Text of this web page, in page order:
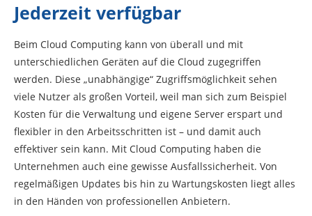
Jederzeit verfügbar
Beim Cloud Computing kann von überall und mit
unterschiedlichen Geräten auf die Cloud zugegriffen
werden. Diese „unabhängige“ Zugriffsmöglichkeit sehen
viele Nutzer als großen Vorteil, weil man sich zum Beispiel
Kosten für die Verwaltung und eigene Server erspart und
flexibler in den Arbeitsschritten ist – und damit auch
effektiver sein kann. Mit Cloud Computing haben die
Unternehmen auch eine gewisse Ausfallssicherheit. Von
regelmäßigen Updates bis hin zu Wartungskosten liegt alles
in den Händen von professionellen Anbietern.